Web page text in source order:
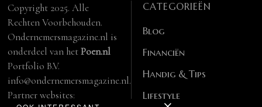
Copyright 2025. Alle
Rechten Voorbehouden.
Ondernemersmagazine.nl is
onderdeel van hetPoen.nl
Portfolio B.V.
info@ondernemersmagazine.nl.
Partner websites:
CATEGORIEËN
Blog
Financiën
Handig & Tips
Lifestyle